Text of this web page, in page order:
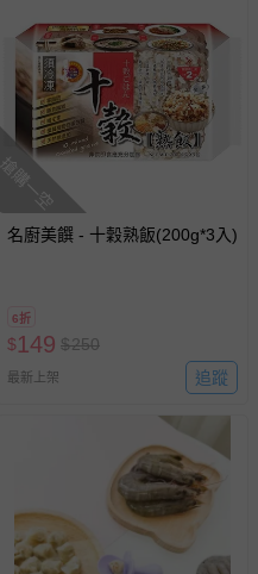
搶購一空
名廚美饌 - 十穀熟飯(200g*3入)
6折
$149 $250
最新上架 追蹤